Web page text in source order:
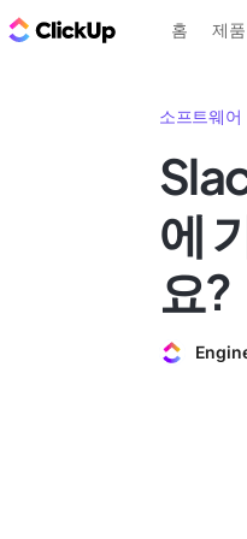
ClickUp 블로
홈 제품
소프트웨어
에
요?